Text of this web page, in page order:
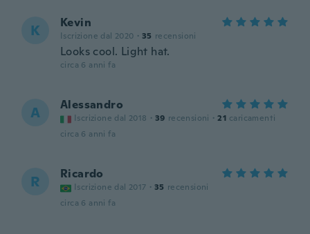
K Kevin
Iscrizione dal 2020 · 35 recensioni
Looks cool. Light hat.
circa 6 anni fa
A Alessandro
Iscrizione dal 2018 · 39 recensioni · 21 caricamenti
circa 6 anni fa
R Ricardo
Iscrizione dal 2017 · 35 recensioni
circa 6 anni fa